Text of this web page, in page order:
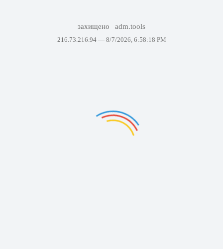
захищено adm.tools
216.73.216.94 — 8/7/2026, 6:58:18 PM